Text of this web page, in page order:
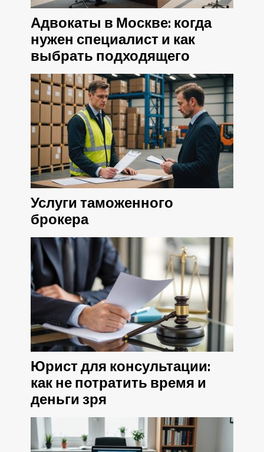
Адвокаты в Москве: когда
нужен специалист и как
выбрать подходящего
Услуги таможенного
брокера
Юрист для консультации:
как не потратить время и
деньги зря